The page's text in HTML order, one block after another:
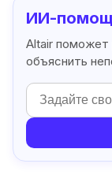
технологиях и
ИИ-
Altair поможет
объяснить